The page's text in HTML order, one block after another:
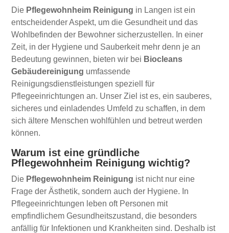
Die Pflegewohnheim Reinigung in Langen ist ein
entscheidender Aspekt, um die Gesundheit und das
Wohlbefinden der Bewohner sicherzustellen. In einer
Zeit, in der Hygiene und Sauberkeit mehr denn je an
Bedeutung gewinnen, bieten wir bei Biocleans
Gebäudereinigung umfassende
Reinigungsdienstleistungen speziell für
Pflegeeinrichtungen an. Unser Ziel ist es, ein sauberes,
sicheres und einladendes Umfeld zu schaffen, in dem
sich ältere Menschen wohlfühlen und betreut werden
können.
Warum ist eine gründliche
Pflegewohnheim Reinigung wichtig?
Die Pflegewohnheim Reinigung ist nicht nur eine
Frage der Ästhetik, sondern auch der Hygiene. In
Pflegeeinrichtungen leben oft Personen mit
empfindlichem Gesundheitszustand, die besonders
anfällig für Infektionen und Krankheiten sind. Deshalb ist